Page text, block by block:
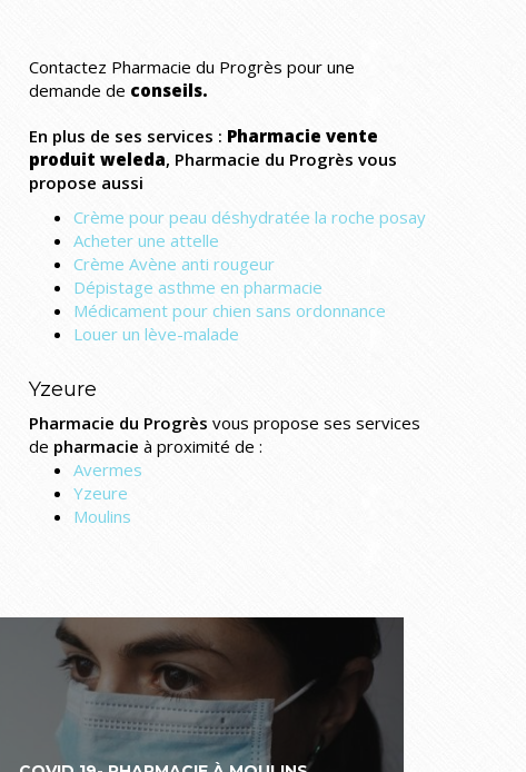
Contactez Pharmacie du Progrès pour une
demande de conseils.
En plus de ses services : Pharmacie vente
produit weleda, Pharmacie du Progrès vous
propose aussi
Crème pour peau déshydratée la roche posay
Acheter une attelle
Crème Avène anti rougeur
Dépistage asthme en pharmacie
Médicament pour chien sans ordonnance
Louer un lève-malade
Yzeure
Pharmacie du Progrès vous propose ses services
de pharmacie à proximité de :
Avermes
Yzeure
Moulins